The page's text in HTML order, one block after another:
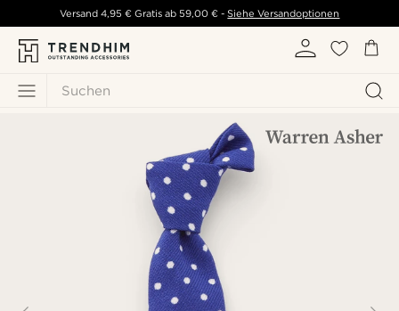
Suchen
Versand 4,95 € Gratis ab 59,00 € - Siehe Versandoptionen